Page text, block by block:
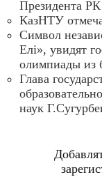
Президента РК
КазНТУ
Символ
Елі», увидят
олимпиады из
Глава
наук